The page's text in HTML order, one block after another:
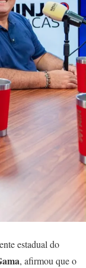
estadual do
, afirmou que o